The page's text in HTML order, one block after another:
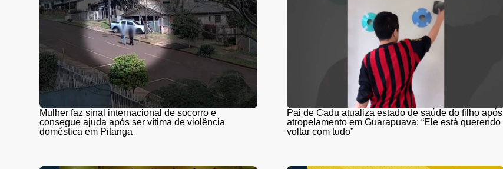
Mulher faz sinal internacional de socorro e
consegue ajuda após ser vítima de violência
doméstica em Pitanga
Pai de Cadu atualiza estado de saúde do filho após
atropelamento em Guarapuava: “Ele está querendo
voltar com tudo”